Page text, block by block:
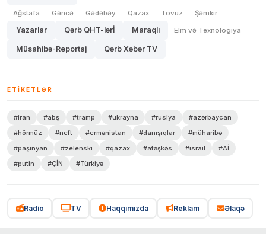
Ağstafa Gəncə Gədəbəy Qazax Tovuz Şəmkir
Yazarlar Qərb QHT-lərİ Maraqlı Elm və Texnologiya
Müsahibə-Reportaj Qərb Xəbər TV
ETIKETLƏR
#iran #abş #tramp #ukrayna #rusiya
#azərbaycan
#hörmüz
#neft #ermənistan #danışıqlar
#müharibə
#paşinyan
#zelenski #qazax #atəşkəs #israil
#Aİ
#putin
#ÇİN #Türkiyə
Radio TV Haqqımızda Reklam Əlaqə